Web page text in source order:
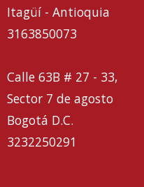
Itagüí - Antioquia
3163850073
Calle 63B # 27 - 33,
Sector 7 de agosto
Bogotá D.C.
3232250291